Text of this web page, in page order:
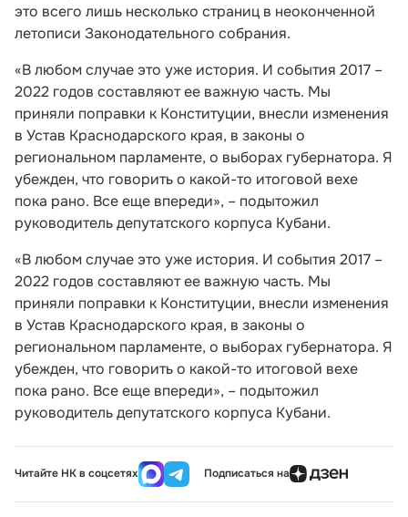
это всего лишь несколько страниц в неоконченной
летописи Законодательного собрания.
«В любом случае это уже история. И события 2017 –
2022 годов составляют ее важную часть. Мы
приняли поправки к Конституции, внесли изменения
в Устав Краснодарского края, в законы о
региональном парламенте, о выборах губернатора. Я
убежден, что говорить о какой-то итоговой вехе
пока рано. Все еще впереди», – подытожил
руководитель депутатского корпуса Кубани.
«В любом случае это уже история. И события 2017 –
2022 годов составляют ее важную часть. Мы
приняли поправки к Конституции, внесли изменения
в Устав Краснодарского края, в законы о
региональном парламенте, о выборах губернатора. Я
убежден, что говорить о какой-то итоговой вехе
пока рано. Все еще впереди», – подытожил
руководитель депутатского корпуса Кубани.
Читайте НК в соцсетях Подписаться на